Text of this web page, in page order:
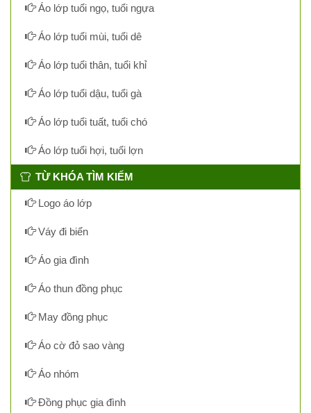
Áo lớp tuổi ngọ, tuổi ngựa
Áo lớp tuổi mùi, tuổi dê
Áo lớp tuổi thân, tuổi khỉ
Áo lớp tuổi dậu, tuổi gà
Áo lớp tuổi tuất, tuổi chó
Áo lớp tuổi hợi, tuổi lợn
TỪ KHÓA TÌM KIẾM
Logo áo lớp
Váy đi biển
Áo gia đình
Áo thun đồng phục
May đồng phục
Áo cờ đỏ sao vàng
Áo nhóm
Đồng phục gia đình